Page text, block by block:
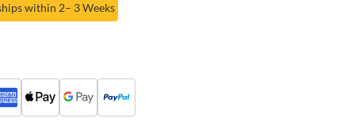
within 2– 3 Weeks